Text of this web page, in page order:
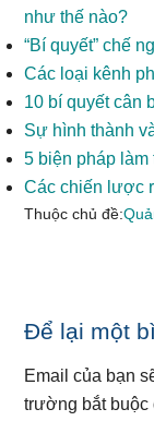
như thế nào?
“Bí quyết” chế
Các loại kênh
10 bí quyết cân
Sự hình thành
5 biện pháp làm
Các chiến lược
Thuộc chủ đề:
Reader
Để lại một
Email của bạn
trường bắt